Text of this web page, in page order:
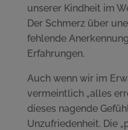
unserer Kindheit im
Der Schmerz über
fehlende
Erfahrungen.
Auch wenn wir im
vermeintlich „alles
dieses nagende
Unzufriedenheit. Die